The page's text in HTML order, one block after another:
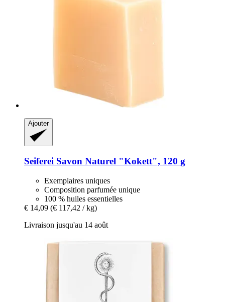
Ajouter
Seiferei Savon Naturel "Kokett", 120 g
Exemplaires uniques
Composition parfumée unique
100 % huiles essentielles
€ 14,09 (€ 117,42 / kg)
Livraison jusqu'au 14 août